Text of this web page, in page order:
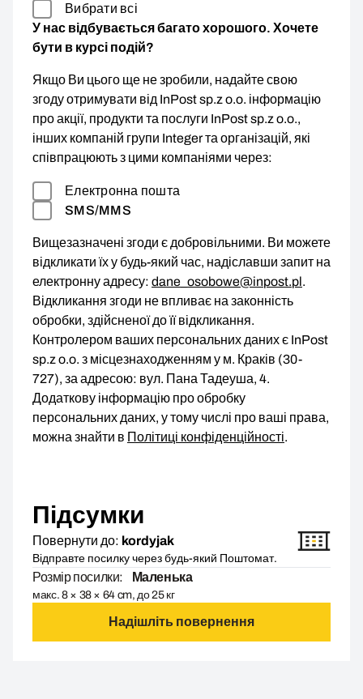
Вибрати всі
У нас відбувається багато хорошого. Хочете
бути в курсі подій?
Якщо Ви цього ще не зробили, надайте свою
згоду отримувати від InPost sp.z o.o. інформацію
про акції, продукти та послуги InPost sp.z o.o.,
інших компаній групи Integer та організацій, які
співпрацюють з цими компаніями через:
Електронна пошта
SMS/MMS
Вищезазначені згоди є добровільними. Ви можете
відкликати їх у будь-який час, надіславши запит на
електронну адресу: dane_osobowe@inpost.pl.
Відкликання згоди не впливає на законність
обробки, здійсненої до її відкликання.
Контролером ваших персональних даних є InPost
sp.z o.o. з місцезнаходженням у м. Краків (30-
727), за адресою: вул. Пана Тадеуша, 4.
Додаткову інформацію про обробку
персональних даних, у тому числі про ваші права,
можна знайти в Політиці конфіденційності.
Підсумки
Повернути до: kordyjak
Відправте посилку через будь-який Поштомат.
Розмір посилки: Маленька
макс. 8 × 38 × 64 cm, до 25 кг
Надішліть повернення